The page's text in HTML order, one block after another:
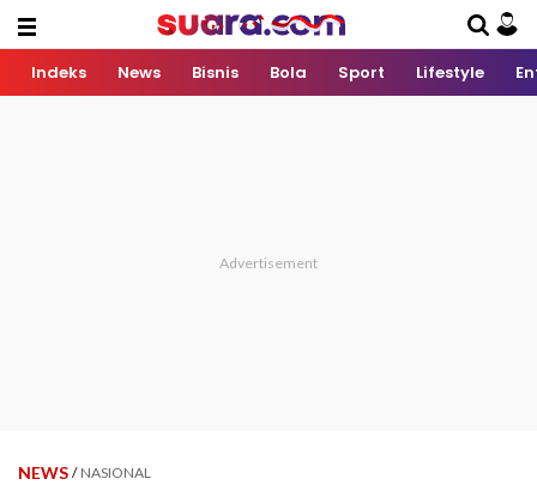
Indeks News Bisnis Bola Sport Lifestyle
NEWS / NASIONAL